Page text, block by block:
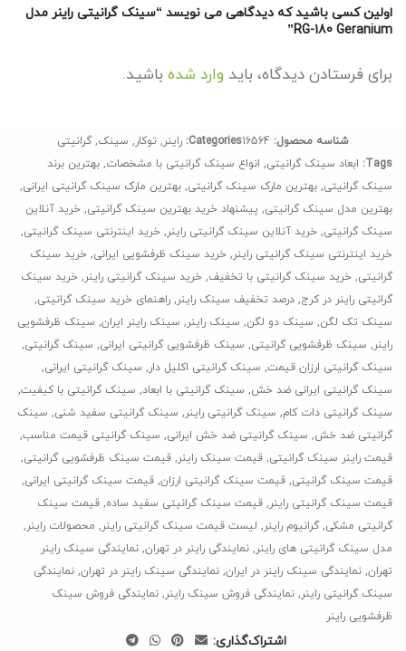
اولین کسی باشید که دیدگاهی می نویسد “سینک گرانیتی راینر مدل
RG-180 Geranium”
برای فرستادن دیدگاه، باید وارد شده باشید.
شناسه محصول: 16564
Categories: راینر, توکار, سینک, گرانیتی
Tags: ابعاد سینک گرانیتی, انواع سینک گرانیتی با مشخصات, بهترین برند
سینک گرانیتی, بهترین مارک سینک گرانیتی, بهترین مارک سینک گرانیتی ایرانی,
بهترین مدل سینک گرانیتی, پیشنهاد خرید بهترین سینک گرانیتی, خرید آنلاین
سینک گرانیتی, خرید آنلاین سینک گرانیتی راینر, خرید اینترنتی سینک گرانیتی,
خرید اینترنتی سینک گرانیتی راینر, خرید سینک ظرفشویی ایرانی, خرید سینک
گرانیتی, خرید سینک گرانیتی با تخفیف, خرید سینک گرانیتی راینر, خرید سینک
گرانیتی راینر در کرج, درصد تخفیف سینک راینر, راهنمای خرید سینک گرانیتی,
سینک تک لگن, سینک دو لگن, سینک راینر, سینک راینر ایران, سینک ظرفشویی
راینر, سینک ظرفشویی گرانیتی, سینک ظرفشویی گرانیتی ایرانی, سینک گرانیتی,
سینک گرانیتی ارزان قیمت, سینک گرانیتی اکلیل دار, سینک گرانیتی ایرانی,
سینک گرانیتی ایرانی ضد خش, سینک گرانیتی با ابعاد, سینک گرانیتی با کیفیت,
سینک گرانیتی دات کام, سینک گرانیتی راینر, سینک گرانیتی سفید شنی, سینک
گرانیتی ضد خش, سینک گرانیتی ضد خش ایرانی, سینک گرانیتی قیمت مناسب,
قیمت راینر سینک گرانیتی, قیمت سینک راینر, قیمت سینک ظرفشویی گرانیتی,
قیمت سینک گرانیتی, قیمت سینک گرانیتی ارزان, قیمت سینک گرانیتی ایرانی,
قیمت سینک گرانیتی راینر, قیمت سینک گرانیتی سفید ساده, قیمت سینک
گرانیتی مشکی, گرانیوم راینر, لیست قیمت سینک گرانیتی راینر, محصولات راینر,
مدل سینک گرانیتی های راینر, نمایندگی راینر در تهران, نمایندگی سینک راینر
تهران, نمایندگی سینک راینر در ایران, نمایندگی سینک راینر در تهران, نمایندگی
سینک گرانیتی راینر, نمایندگی فروش سینک راینر, نمایندگی فروش سینک
ظرفشویی راینر
اشتراک‌گذاری: